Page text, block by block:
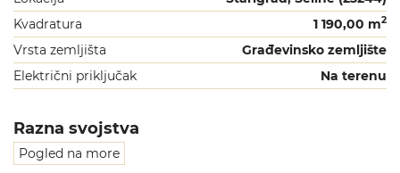
Kvadratura
1 190,00 m2
Vrsta zemljišta
Građevinsko zemljište
Električni priključak
Na terenu
Razna svojstva
Pogled na more